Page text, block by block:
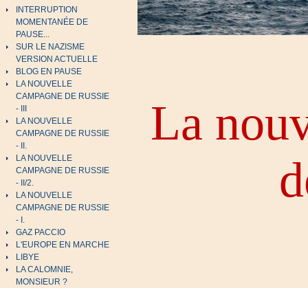
INTERRUPTION
MOMENTANÉE DE
PAUSE...
SUR LE NAZISME
VERSION ACTUELLE
BLOG EN PAUSE
LA NOUVELLE
CAMPAGNE DE RUSSIE
- III
LA NOUVELLE
CAMPAGNE DE RUSSIE
- II.
LA NOUVELLE
CAMPAGNE DE RUSSIE
- II/2.
LA NOUVELLE
CAMPAGNE DE RUSSIE
- I.
GAZ PACCIO
L'EUROPE EN MARCHE
LIBYE
LA CALOMNIE,
MONSIEUR ?
La